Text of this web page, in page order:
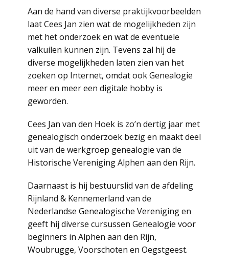
Aan de hand van diverse praktijkvoorbeelden
laat Cees Jan zien wat de mogelijkheden zijn
met het onderzoek en wat de eventuele
valkuilen kunnen zijn. Tevens zal hij de
diverse mogelijkheden laten zien van het
zoeken op Internet, omdat ook Genealogie
meer en meer een digitale hobby is
geworden.
Cees Jan van den Hoek is zo’n dertig jaar met
genealogisch onderzoek bezig en maakt deel
uit van de werkgroep genealogie van de
Historische Vereniging Alphen aan den Rijn.
Daarnaast is hij bestuurslid van de afdeling
Rijnland & Kennemerland van de
Nederlandse Genealogische Vereniging en
geeft hij diverse cursussen Genealogie voor
beginners in Alphen aan den Rijn,
Woubrugge, Voorschoten en Oegstgeest.